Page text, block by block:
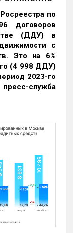
по
договоров
(ДДУ) в
с
Это на 6%
(4 998 ДДУ)
2023-го
служба